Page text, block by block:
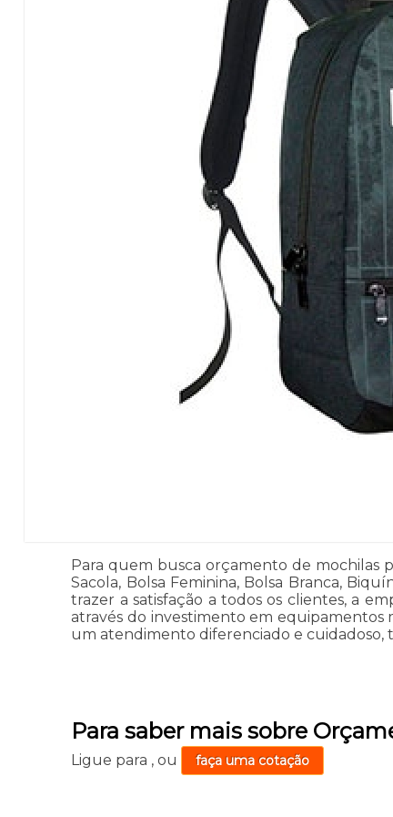
Para quem busca orçamento de mochilas
Sacola, Bolsa Feminina, Bolsa Branca,
trazer a satisfação a todos os clientes, a
através do investimento em equipamentos
um atendimento diferenciado e cuidadoso,
Para saber mais sobre
Ligue para ,ou faça uma cotação